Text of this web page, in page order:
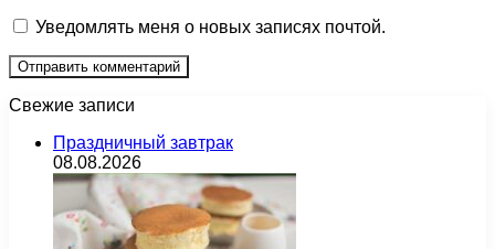
Уведомлять меня о новых записях почтой.
Свежие записи
Праздничный завтрак
08.08.2026